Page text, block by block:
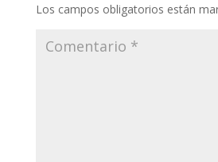
Los campos obligatorios están